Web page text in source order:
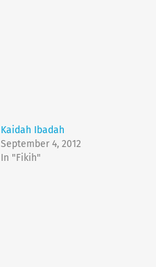
Kaidah Ibadah
September 4, 2012
In "Fikih"